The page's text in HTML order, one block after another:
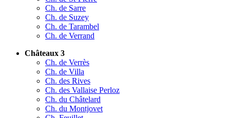
Ch. de Sarre
Ch. de Suzey
Ch. de Tarambel
Ch. de Verrand
Châteaux 3
Ch. de Verrès
Ch. de Villa
Ch. des Rives
Ch. des Vallaise Perloz
Ch. du Châtelard
Ch. du Montjovet